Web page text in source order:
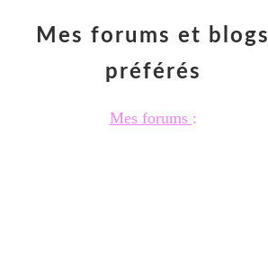
Mes forums et blogs
préférés
Mes forums :